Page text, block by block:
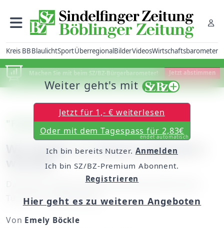
Kreis BBBlaulichtSportÜberregionalBilderVideosWirtschaftsbarometer
Machen Sie mit beim SZ/BZ-Bürgerbarometer! Jetzt abstimmen
"Faszination Schach"
Wo Kinder zu kleinen Meistern
werden
Das Stern-Center öffnet zum vierten Mal seine
Türen für Schulklassen.
Von Emely Böckle
Weiter geht's mit
Jetzt für 1,- € weiterlesen
Oder mit dem Tagespass für 2,83€
endet automatisch
Ich bin bereits Nutzer. Anmelden
Ich bin SZ/BZ-Premium Abonnent.
Registrieren
Hier geht es zu weiteren Angeboten